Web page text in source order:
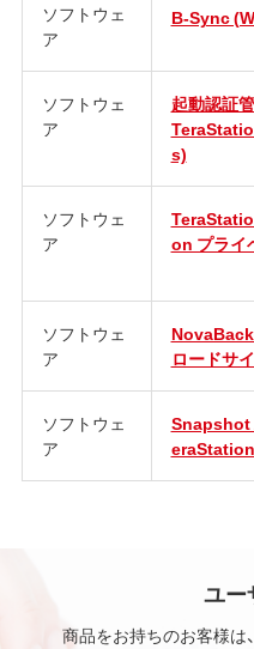
ソフトウェ
ア
B-Sync
ソフトウェ
ア
起動認証
s)
ソフトウェ
ア
on プライ
ソフトウェ
ア
ロードサ
ソフトウェ
ア
Snapshot
eraStation
ユー
商品をお持ちのお客様は